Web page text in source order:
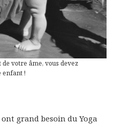
de votre âme, vous devez
enfant !
grand besoin du Yoga